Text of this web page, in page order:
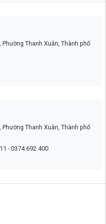
Thanh Xuân, Thành phố
Thanh Xuân, Thành phố
- 0374.692.400